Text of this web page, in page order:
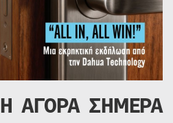
Η ΑΓΟΡΑ ΣΗΜΕΡΑ